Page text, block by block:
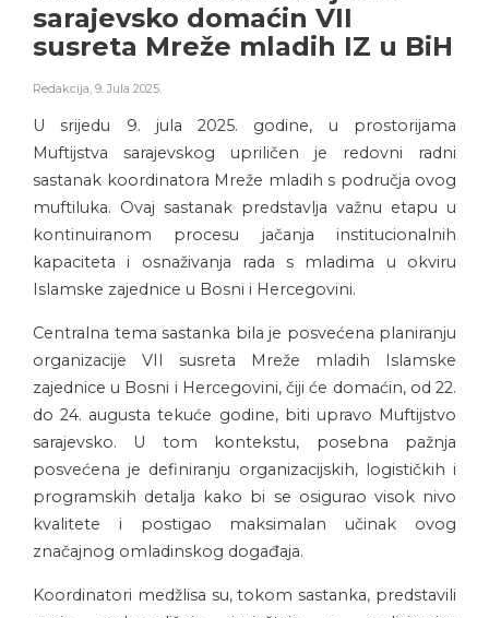
sarajevsko domaćin VII
susreta Mreže mladih IZ u BiH
Redakcija, 9. Jula 2025.
U srijedu 9. jula 2025. godine, u prostorijama
Muftijstva sarajevskog upriličen je redovni radni
sastanak koordinatora Mreže mladih s područja ovog
muftiluka. Ovaj sastanak predstavlja važnu etapu u
kontinuiranom procesu jačanja institucionalnih
kapaciteta i osnaživanja rada s mladima u okviru
Islamske zajednice u Bosni i Hercegovini.
Centralna tema sastanka bila je posvećena planiranju
organizacije VII susreta Mreže mladih Islamske
zajednice u Bosni i Hercegovini, čiji će domaćin, od 22.
do 24. augusta tekuće godine, biti upravo Muftijstvo
sarajevsko. U tom kontekstu, posebna pažnja
posvećena je definiranju organizacijskih, logističkih i
programskih detalja kako bi se osigurao visok nivo
kvalitete i postigao maksimalan učinak ovog
značajnog omladinskog događaja.
Koordinatori medžlisa su, tokom sastanka, predstavili